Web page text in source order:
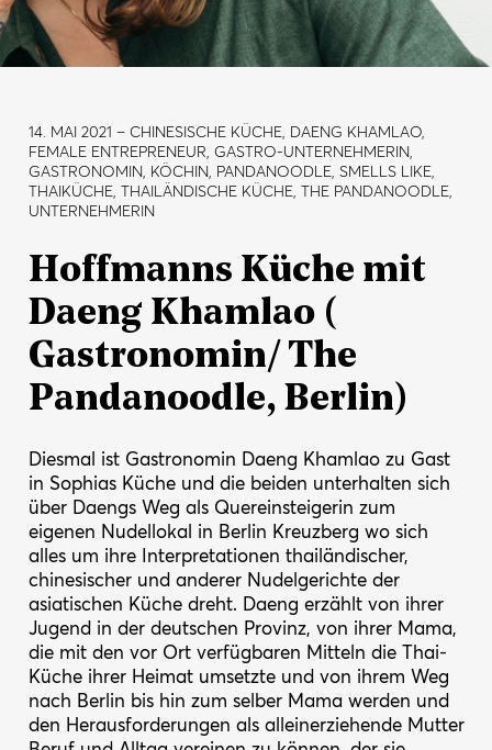
14. MAI 2021 – CHINESISCHE KÜCHE, DAENG KHAMLAO,
FEMALE ENTREPRENEUR, GASTRO-UNTERNEHMERIN,
GASTRONOMIN, KÖCHIN, PANDANOODLE, SMELLS LIKE,
THAIKÜCHE, THAILÄNDISCHE KÜCHE, THE PANDANOODLE,
UNTERNEHMERIN
Hoffmanns Küche mit
Daeng Khamlao (
Gastronomin/ The
Pandanoodle, Berlin)
Diesmal ist Gastronomin Daeng Khamlao zu Gast
in Sophias Küche und die beiden unterhalten sich
über Daengs Weg als Quereinsteigerin zum
eigenen Nudellokal in Berlin Kreuzberg wo sich
alles um ihre Interpretationen thailändischer,
chinesischer und anderer Nudelgerichte der
asiatischen Küche dreht. Daeng erzählt von ihrer
Jugend in der deutschen Provinz, von ihrer Mama,
die mit den vor Ort verfügbaren Mitteln die Thai-
Küche ihrer Heimat umsetzte und von ihrem Weg
nach Berlin bis hin zum selber Mama werden und
den Herausforderungen als alleinerziehende Mutter